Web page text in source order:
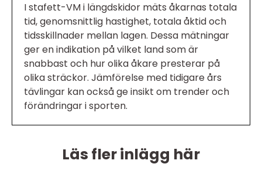
I stafett-VM i längdskidor mäts åkarnas totala
tid, genomsnittlig hastighet, totala åktid och
tidsskillnader mellan lagen. Dessa mätningar
ger en indikation på vilket land som är
snabbast och hur olika åkare presterar på
olika sträckor. Jämförelse med tidigare års
tävlingar kan också ge insikt om trender och
förändringar i sporten.
Läs fler inlägg här